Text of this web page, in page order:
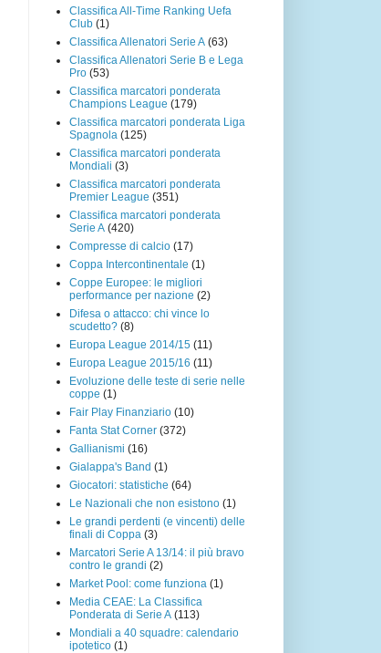
Classifica All-Time Ranking Uefa
Club (1)
Classifica Allenatori Serie A (63)
Classifica Allenatori Serie B e Lega
Pro (53)
Classifica marcatori ponderata
Champions League (179)
Classifica marcatori ponderata Liga
Spagnola (125)
Classifica marcatori ponderata
Mondiali (3)
Classifica marcatori ponderata
Premier League (351)
Classifica marcatori ponderata
Serie A (420)
Compresse di calcio (17)
Coppa Intercontinentale (1)
Coppe Europee: le migliori
performance per nazione (2)
Difesa o attacco: chi vince lo
scudetto? (8)
Europa League 2014/15 (11)
Europa League 2015/16 (11)
Evoluzione delle teste di serie nelle
coppe (1)
Fair Play Finanziario (10)
Fanta Stat Corner (372)
Gallianismi (16)
Gialappa's Band (1)
Giocatori: statistiche (64)
Le Nazionali che non esistono (1)
Le grandi perdenti (e vincenti) delle
finali di Coppa (3)
Marcatori Serie A 13/14: il più bravo
contro le grandi (2)
Market Pool: come funziona (1)
Media CEAE: La Classifica
Ponderata di Serie A (113)
Mondiali a 40 squadre: calendario
ipotetico (1)